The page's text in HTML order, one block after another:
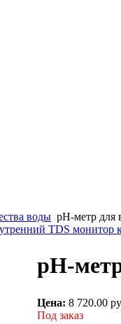
воды pH-метр для
TDS монитор
pH-
Цена: 8 720.00
Под заказ